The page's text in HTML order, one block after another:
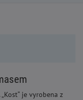
je vyrobena z